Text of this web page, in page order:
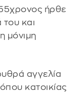
55χρονος ήρθε
και
μόνιμη
αγγελία
κατοικίας